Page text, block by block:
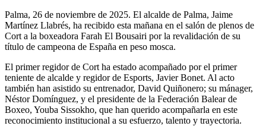
Palma, 26 de noviembre de 2025. El alcalde de Palma, Jaime
Martínez Llabrés, ha recibido esta mañana en el salón de plenos de
Cort a la boxeadora Farah El Bousairi por la revalidación de su
título de campeona de España en peso mosca.
El primer regidor de Cort ha estado acompañado por el primer
teniente de alcalde y regidor de Esports, Javier Bonet. Al acto
también han asistido su entrenador, David Quiñonero; su mánager,
Néstor Domínguez, y el presidente de la Federación Balear de
Boxeo, Youba Sissokho, que han querido acompañarla en este
reconocimiento institucional a su esfuerzo, talento y trayectoria.